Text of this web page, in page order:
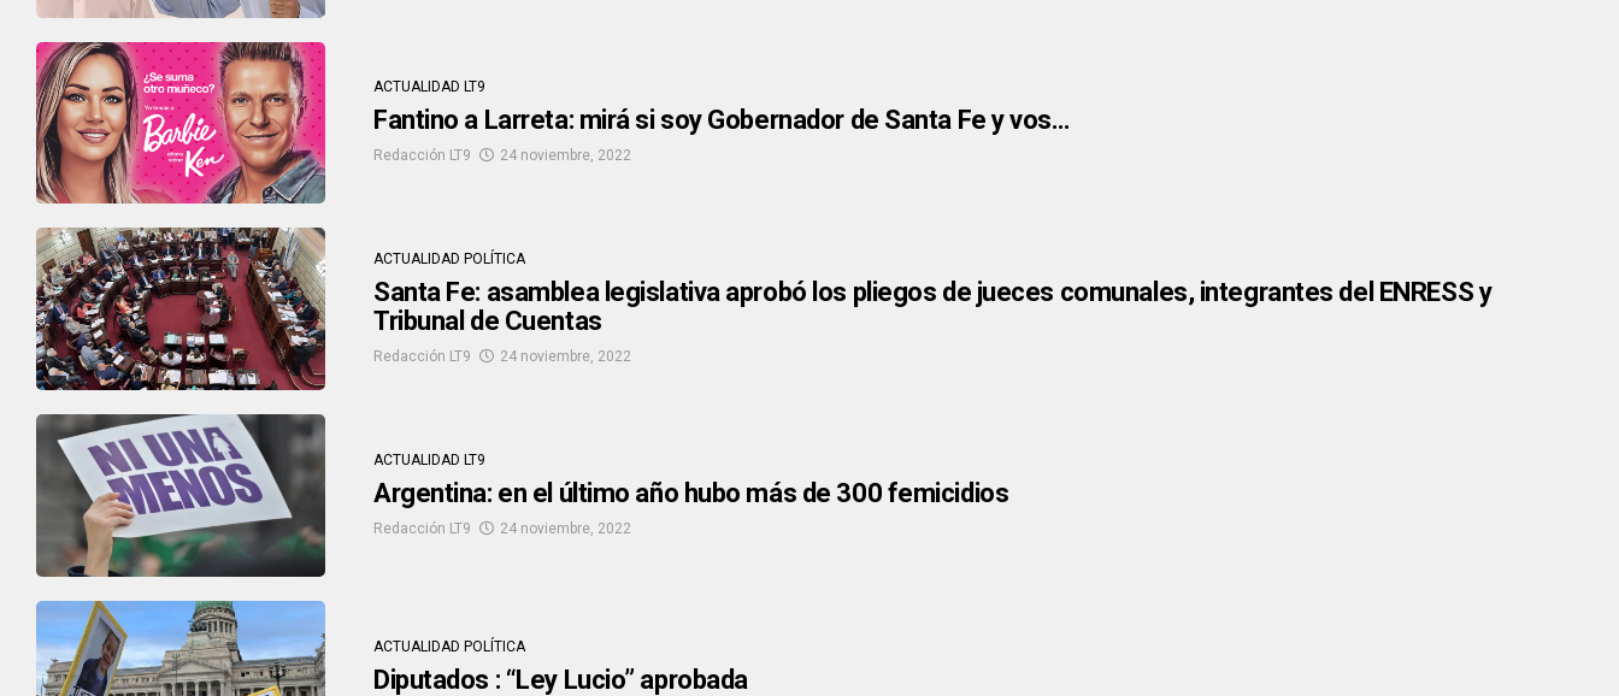
ACTUALIDAD LT9
Fantino a Larreta: mirá si soy Gobernador de Santa Fe y vos…
Redacción LT9 24 noviembre, 2022
ACTUALIDAD POLÍTICA
Santa Fe: asamblea legislativa aprobó los pliegos de jueces comunales, integrantes del ENRESS y
Tribunal de Cuentas
Redacción LT9 24 noviembre, 2022
ACTUALIDAD LT9
Argentina: en el último año hubo más de 300 femicidios
Redacción LT9 24 noviembre, 2022
ACTUALIDAD POLÍTICA
Diputados : “Ley Lucio” aprobada